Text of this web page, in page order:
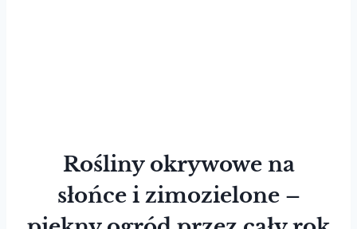
Rośliny okrywowe na
słońce i zimozielone –